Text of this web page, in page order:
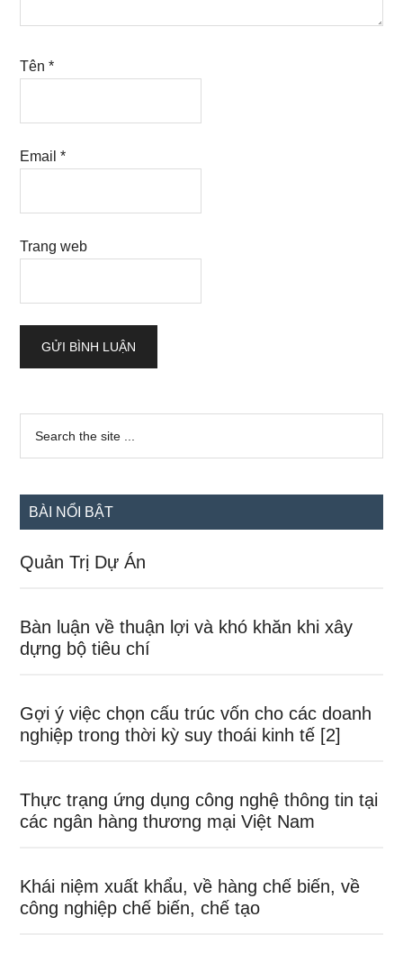
Tên*
Email*
Trang web
Sidebar
chính
...
BÀI NỔI BẬT
Quản Trị Dự Án
Bàn luận về thuận lợi và khó khăn khi xây
dựng bộ tiêu chí
Gợi ý việc chọn cấu trúc vốn cho các doanh
nghiệp trong thời kỳ suy thoái kinh tế [2]
Thực trạng ứng dụng công nghệ thông tin tại
các ngân hàng thương mại Việt Nam
Khái niệm xuất khẩu, về hàng chế biến, về
công nghiệp chế biến, chế tạo